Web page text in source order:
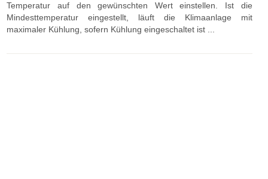
Temperatur auf den gewünschten Wert einstellen. Ist die
Mindesttemperatur eingestellt, läuft die Klimaanlage mit
maximaler Kühlung, sofern Kühlung eingeschaltet ist ...